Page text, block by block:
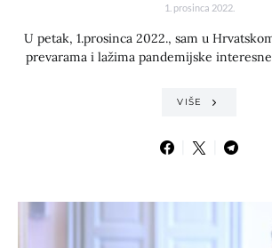
1. prosinca 2022.
U petak, 1.prosinca 2022., sam u
prevarama i lažima pandemijske
VIŠE